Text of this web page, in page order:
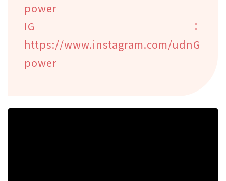
power
IG：
https://www.instagram.com/udnG
power